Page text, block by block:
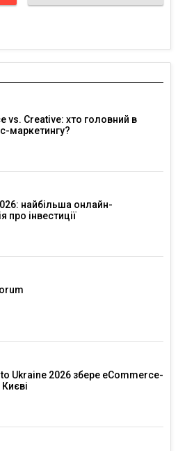
vs. Creative: хто головний в
маркетингу?
найбільша онлайн-
про інвестиції
Ukraine 2026 збере eCommerce-